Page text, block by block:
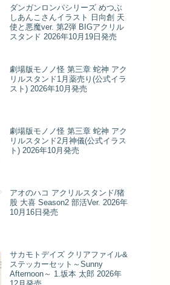
ダンガンロンパシリーズ めつぶ
しあんこさんイラスト 日向創 天
使と悪魔ver. 第2弾 BIGアクリル
スタンド 2026年10月19日発売
劇場版モノノ怪 第三章 蛇神 アク
リルスタンド1月薬売り(公式イラ
スト) 2026年10月発売
劇場版モノノ怪 第三章 蛇神 アク
リルスタンド2月神儀(公式イラス
ト) 2026年10月発売
アオのハコ アクリルスタンド/猪
股 大喜 Season2 部活Ver. 2026年
10月16日発売
サカモトデイズ クリアファイル&
ステッカーセット～Sunny
Afternoon～ 1.坂本 太郎 2026年